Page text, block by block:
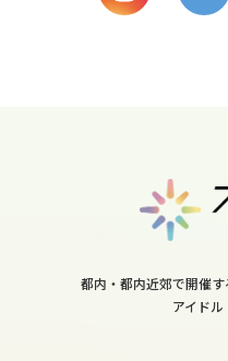
wed
都内・都内近郊で開催
アイド